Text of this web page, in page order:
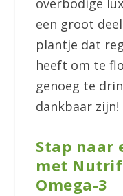
overbodige
een groot
plantje dat
heeft om te
genoeg te
dankbaar zijn!
Stap naar
met
Omega-3